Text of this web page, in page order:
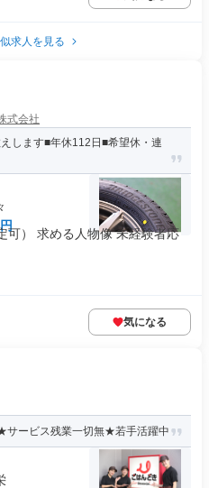
求人を見る
式会社
します■年休112日■希望休・連
可） 求める人物像 未経験者応
気になる
ービス残業一切無★若手活躍中